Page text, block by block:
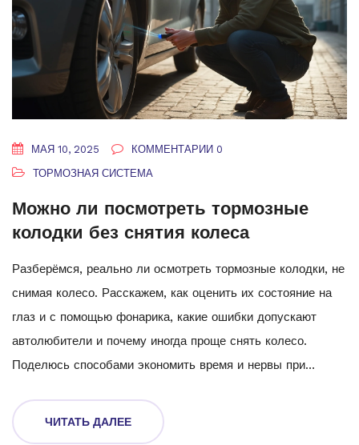
МАЯ 10, 2025
КОММЕНТАРИИ 0
ТОРМОЗНАЯ СИСТЕМА
Можно ли посмотреть тормозные
колодки без снятия колеса
Разберёмся, реально ли осмотреть тормозные колодки, не
снимая колесо. Расскажем, как оценить их состояние на
глаз и с помощью фонарика, какие ошибки допускают
автолюбители и почему иногда проще снять колесо.
Поделюсь способами экономить время и нервы при
лайфхаки. Всё, что нужно знать для быстрой проверки и
принятия решения об обслуживании тормозной системы.
ЧИТАТЬ ДАЛЕЕ